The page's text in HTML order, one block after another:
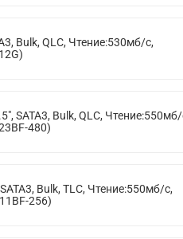
Bulk, QLC, Чтение:530мб/с,
SATA3, Bulk, QLC,
480)
Bulk, TLC, Чтение:550мб/с,
256)